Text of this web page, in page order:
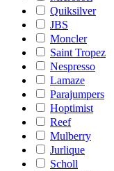
Quiksilver
JBS
Moncler
Saint Tropez
Nespresso
Lamaze
Parajumpers
Hoptimist
Reef
Mulberry
Jurlique
Scholl